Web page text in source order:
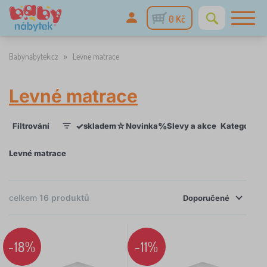
0 Kč
Babynabytek.cz » Levné matrace
Levné matrace
Filtrování ✓skladem☆Novinka%Slevy a akce Kategorie
›
L
ů
ž
16
Levné matrace
celkem 16 produktů
Doporučené
-18% -11%